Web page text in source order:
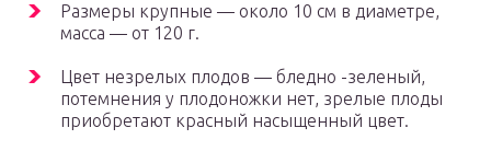
Размеры крупные — около 10 см в диаметре,
масса — от 120 г.
Цвет незрелых плодов — бледно -зеленый,
потемнения у плодоножки нет, зрелые плоды
приобретают красный насыщенный цвет.